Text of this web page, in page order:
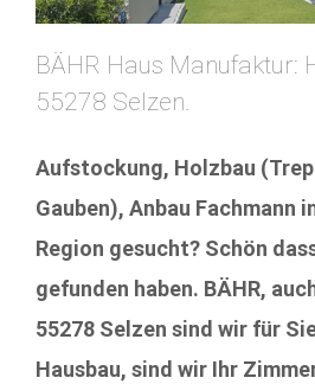
BÄHR Haus Manufaktur:
55278 Selzen.
Aufstockung, Holzbau
Gauben), Anbau Fachmann
Region gesucht? Schön
gefunden haben. BÄHR,
55278 Selzen sind wir für
Hausbau, sind wir Ihr